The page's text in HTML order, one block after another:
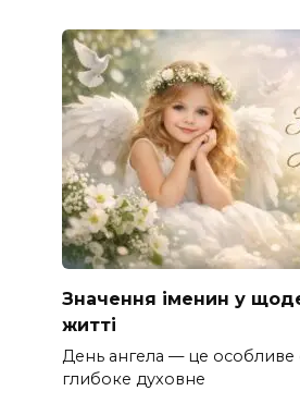
Значення іменин у
житті
День ангела — це особливе
глибоке духовне